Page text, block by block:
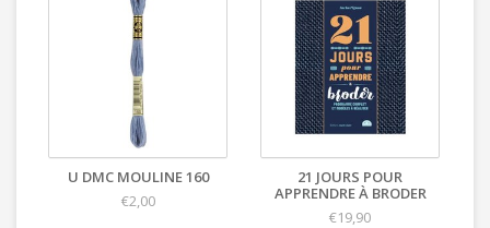
U DMC MOULINE 160
€2,00
21 JOURS POUR
APPRENDRE À BRODER
€19,90